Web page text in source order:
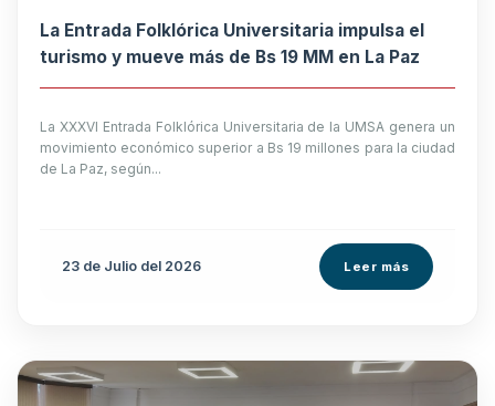
La Entrada Folklórica Universitaria impulsa el
turismo y mueve más de Bs 19 MM en La Paz
La XXXVI Entrada Folklórica Universitaria de la UMSA genera un
movimiento económico superior a Bs 19 millones para la ciudad
de La Paz, según...
23 de Julio del 2026 Leer más